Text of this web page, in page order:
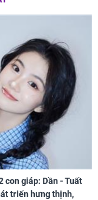
con giáp: Dần - Tuất
triển hưng thịnh,